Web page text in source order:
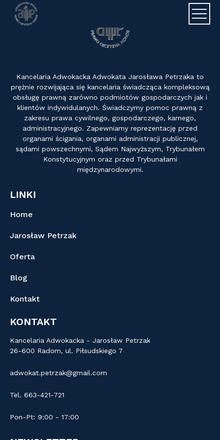
Kancelaria Adwokacka Adwokata Jarosława Petrzaka to
prężnie rozwijająca się kancelaria świadcząca kompleksową
obsługę prawną zarówno podmiotów gospodarczych jak i
klientów indywidulanych. Świadczymy pomoc prawną z
zakresu prawa cywilnego, gospodarczego, karnego,
administracyjnego. Zapewniamy reprezentację przed
organami ścigania, organami administracji publicznej,
sądami powszechnymi, Sądem Najwyższym, Trybunałem
Konstytucyjnym oraz przed Trybunałami
międzynarodowymi.
KONTAKT
Kancelaria Adwokacka - Jarosław Petrzak
26-600 Radom, ul. Piłsudskiego 7
adwokat.petrzak@gmail.com
Tel. 663-421-721
Pon-Pt: 9:00 - 17:00
LINKI
Home
Jarosław Petrzak
Oferta
Blog
Kontakt